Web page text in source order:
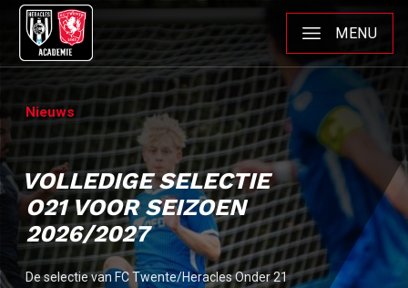
MENU
Nieuws
VOLLEDIGE SELECTIE
O21 VOOR SEIZOEN
2026/2027
De selectie van FC Twente/Heracles Onder 21